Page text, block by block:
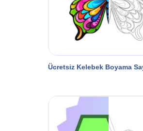
Ücretsiz Kelebek Boyama